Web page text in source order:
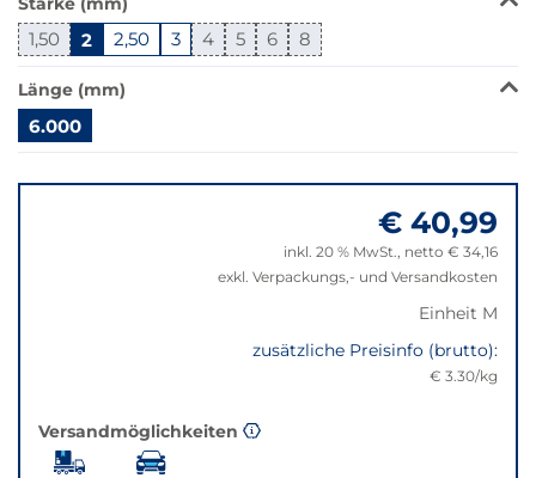
der
Filter
auf
die
beste
Alternative
in
1,50 2 2,50 3 4 5 6 8
Länge (mm)
6.000
zu
€ 40,99
inkl. 20 % MwSt., netto € 34,16
exkl. Verpackungs,- und Versandkosten
Einheit M
zusätzliche Preisinfo (brutto):
€ 3.30/kg
Versandmöglichkeiten